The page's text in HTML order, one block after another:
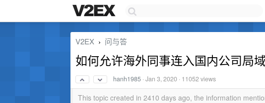
V2EX › 问与答
如何允许海外同事连入国内公司局
hanh1985 ·Jan 3, 2020 · 11052 views
This topic created in 2410 days ago, the information